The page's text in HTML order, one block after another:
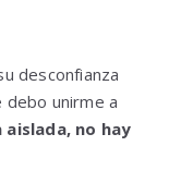
desconfianza
debo unirme a
aislada, no hay